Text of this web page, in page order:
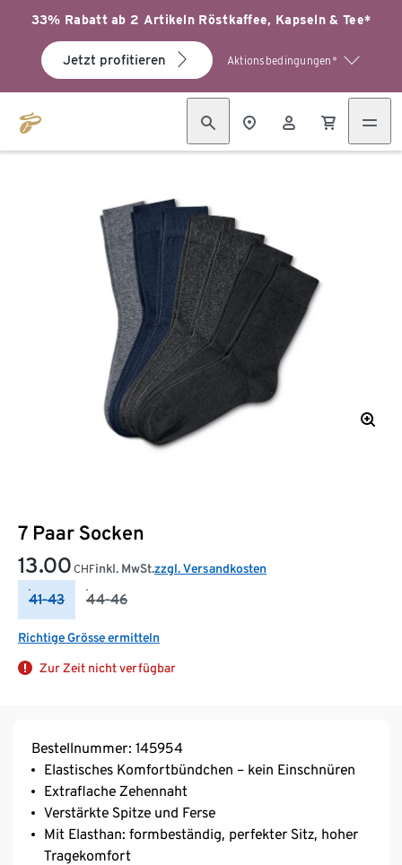
33% Rabatt ab 2 Artikeln Röstkaffee, Kapseln & Tee*
Jetzt profitieren Aktionsbedingungen*
7 Paar Socken
13.00 CHFinkl. MwSt.zzgl. Versandkosten
41-43 44-46
Richtige Grösse ermitteln
Zur Zeit nicht verfügbar
Bestellnummer: 145954
Elastisches Komfortbündchen – kein Einschnüren
Extraflache Zehennaht
Verstärkte Spitze und Ferse
Mit Elasthan: formbeständig, perfekter Sitz, hoher
Tragekomfort